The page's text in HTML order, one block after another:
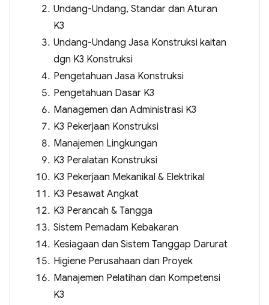
Undang-Undang, Standar dan Aturan
K3
Undang-Undang Jasa Konstruksi kaitan
dgn K3 Konstruksi
Pengetahuan Jasa Konstruksi
Pengetahuan Dasar K3
Managemen dan Administrasi K3
K3 Pekerjaan Konstruksi
Manajemen Lingkungan
K3 Peralatan Konstruksi
K3 Pekerjaan Mekanikal & Elektrikal
K3 Pesawat Angkat
K3 Perancah & Tangga
Sistem Pemadam Kebakaran
Kesiagaan dan Sistem Tanggap Darurat
Higiene Perusahaan dan Proyek
Manajemen Pelatihan dan Kompetensi
K3